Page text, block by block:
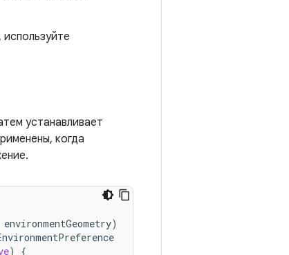
используйте
устанавливает
когда
environmentGeometry)
) {